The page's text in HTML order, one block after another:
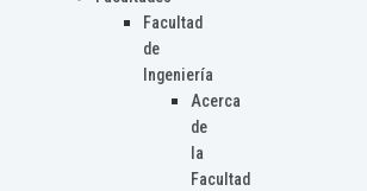
Facultad
de
Ingeniería
Acerca
de
la
Facultad